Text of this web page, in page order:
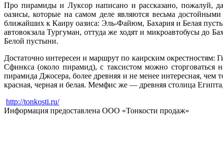
Про пирамиды и Луксор написано и рассказано, пожалуй,
оазисы, которые на самом деле являются весьма
ближайших к Каиру оазиса: Эль-Файюм, Бахария и Белая
автовокзала Тургуман, оттуда же ходят и микроавтобусы до
Белой пустыни.
Достаточно интересен и маршрут по каирским
Сфинкса (около пирамид), с таксистом можно сторговаться
пирамида Джосера, более древняя и не менее интересная,
красная, черная и белая. Мемфис же — древняя столица
http://tonkosti.ru/
Информация предоставлена ООО «Тонкости продаж»